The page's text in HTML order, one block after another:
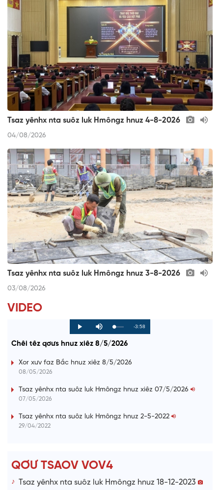
Tsaz yênhx nta suôz luk Hmôngz hnuz 4-8-2026
04/08/2026
Tsaz yênhx nta suôz luk Hmôngz hnuz 3-8-2026
03/08/2026
VIDEO
P
l
y
M
u
e
L
o
d
0
P
r
g
s
R
i
-3:58
Chêi têz qơưs hnuz xiêz 8/5/2026
Xor xưv faz Bắc hnuz xiêz 8/5/2026
08/05/2026
Tsaz yênhx nta suôz luk Hmôngz hnuz xiêz 07/5/2026
07/05/2026
Tsaz yênhx nta suôz luk Hmôngz hnuz 2-5-2022
29/04/2022
QƠƯ TSAOV VOV4
Tsaz yênhx nta suôz luk Hmôngz hnuz 18-12-2023